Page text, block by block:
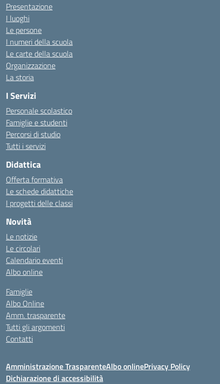
Presentazione
I luoghi
Le persone
I numeri della scuola
Le carte della scuola
Organizzazione
La storia
I Servizi
Personale scolastico
Famiglie e studenti
Percorsi di studio
Tutti i servizi
Didattica
Offerta formativa
Le schede didattiche
I progetti delle classi
Novità
Le notizie
Le circolari
Calendario eventi
Albo online
Famiglie
Albo Online
Amm. trasparente
Tutti gli argomenti
Contatti
Amministrazione TrasparenteAlbo onlinePrivacy Policy
Dichiarazione di accessibilità